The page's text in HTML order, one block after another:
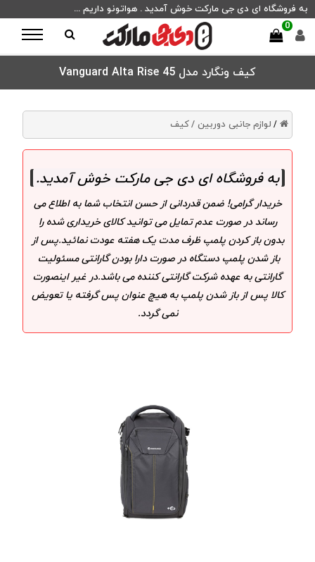
به فروشگاه ای دی جی مارکت خوش آمدید . هواتونو داریم ...
0
کیف ونگارد مدل Vanguard Alta Rise 45
/ لوازم جانبی دوربین /کیف
به فروشگاه ای دی جی مارکت خوش آمدید.
خریدار گرامی! ضمن قدردانی از حسن انتخاب شما به اطلاع می
رساند در صورت عدم تمایل می توانید کالای خریداری شده را
بدون باز کردن پلمپ ظرف مدت یک هفته عودت نمائید.پس از
باز شدن پلمپ دستگاه در صورت دارا بودن گارانتی مسئولیت
گارانتی به عهده شرکت گارانتی کننده می باشد.در غیر اینصورت
کالا پس از باز شدن پلمپ به هیچ عنوان پس گرفته یا تعویض
نمی گردد.